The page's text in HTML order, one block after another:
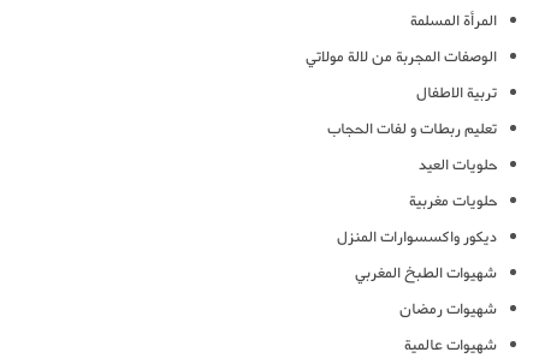
المرأة المسلمة
الوصفات المجربة من لالة مولاتي
تربية الاطفال
تعليم ربطات و لفات الحجاب
حلويات العيد
حلويات مغربية
ديكور واكسسوارات المنزل
شهيوات الطبخ المغربي
شهيوات رمضان
شهيوات عالمية